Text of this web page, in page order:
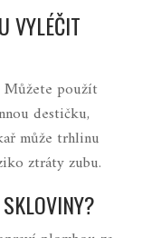
VYLÉČIT
Můžete použít
destičku,
může trhlinu
ztráty zubu.